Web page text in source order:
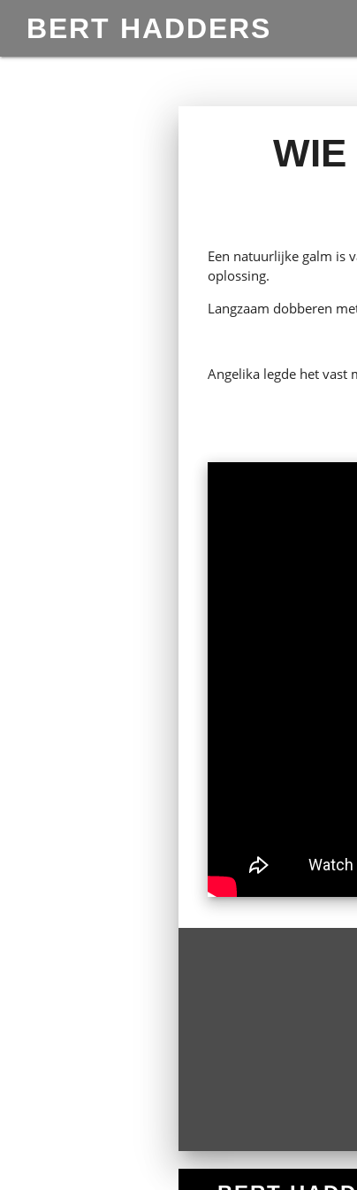
BERT HADDERS
WIE
Een natuurlijke galm is
oplossing.
Langzaam dobberen
Angelika legde het vast